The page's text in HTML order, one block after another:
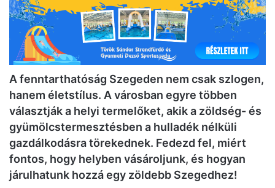
A fenntarthatóság Szegeden nem csak szlogen,
hanem életstílus. A városban egyre többen
választják a helyi termelőket, akik a zöldség- és
gyümölcstermesztésben a hulladék nélküli
gazdálkodásra törekednek. Fedezd fel, miért
fontos, hogy helyben vásároljunk, és hogyan
járulhatunk hozzá egy zöldebb Szegedhez!